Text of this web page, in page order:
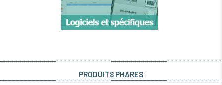
PRODUITS PHARES